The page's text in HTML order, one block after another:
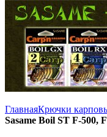
ГлавнаяКрючки
Sasame Boil ST F-500,